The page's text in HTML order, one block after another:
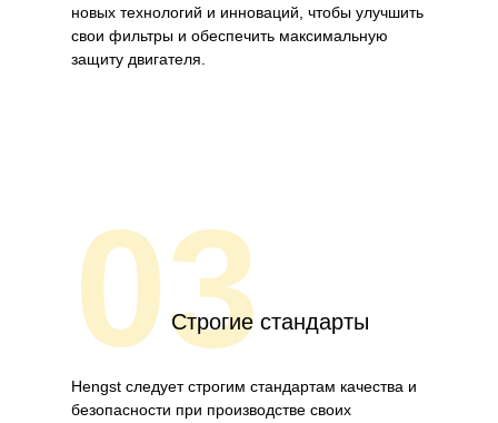
новых технологий и инноваций, чтобы улучшить
свои фильтры и обеспечить максимальную
защиту двигателя.
03Строгие стандарты
Hengst следует строгим стандартам качества и
безопасности при производстве своих